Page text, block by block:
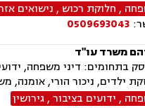
, חלוקת רכוש , נישואים
0509693043
משרד עו"ד
בתחומים: דיני משפחה,
ילדים, ניכור הורי, אומנה,
, ידועים בציבור,גירושין